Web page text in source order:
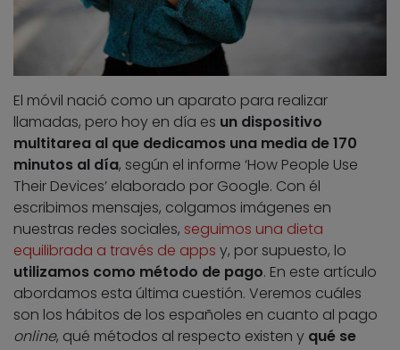
El móvil nació como un aparato para realizar
llamadas, pero hoy en día es un dispositivo
multitarea al que dedicamos una media de 170
minutos al día, según el informe ‘How People Use
Their Devices’ elaborado por Google. Con él
escribimos mensajes, colgamos imágenes en
nuestras redes sociales, seguimos una dieta
equilibrada a través de apps y, por supuesto, lo
utilizamos como método de pago. En este artículo
abordamos esta última cuestión. Veremos cuáles
son los hábitos de los españoles en cuanto al pago
online, qué métodos al respecto existen y qué se